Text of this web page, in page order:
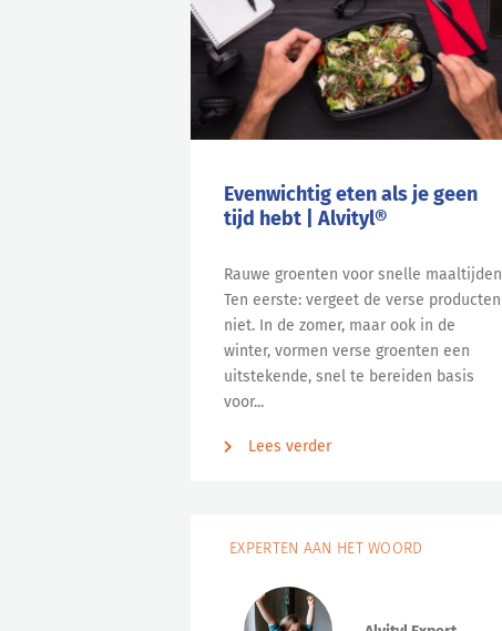
Evenwichtig eten als je geen
tijd hebt | Alvityl®
Rauwe groenten voor snelle maaltijden
Ten eerste: vergeet de verse producten
niet. In de zomer, maar ook in de
winter, vormen verse groenten een
uitstekende, snel te bereiden basis
voor...
Lees verder
EXPERTEN AAN HET WOORD